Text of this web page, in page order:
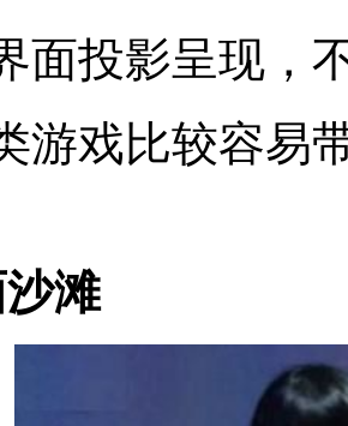
面投影呈现，
游戏比较容易
滩